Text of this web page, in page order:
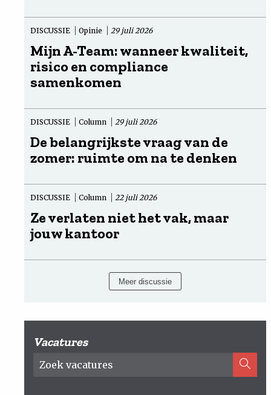
DISCUSSIE Opinie 29 juli 2026
Mijn A-Team: wanneer kwaliteit,
risico en compliance
samenkomen
DISCUSSIE Column 29 juli 2026
De belangrijkste vraag van de
zomer: ruimte om na te denken
DISCUSSIE Column 22 juli 2026
Ze verlaten niet het vak, maar
jouw kantoor
Meer discussie
Vacatures